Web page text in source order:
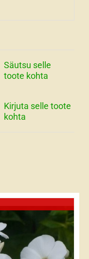
Säutsu selle
toote kohta
Kirjuta selle toote
kohta